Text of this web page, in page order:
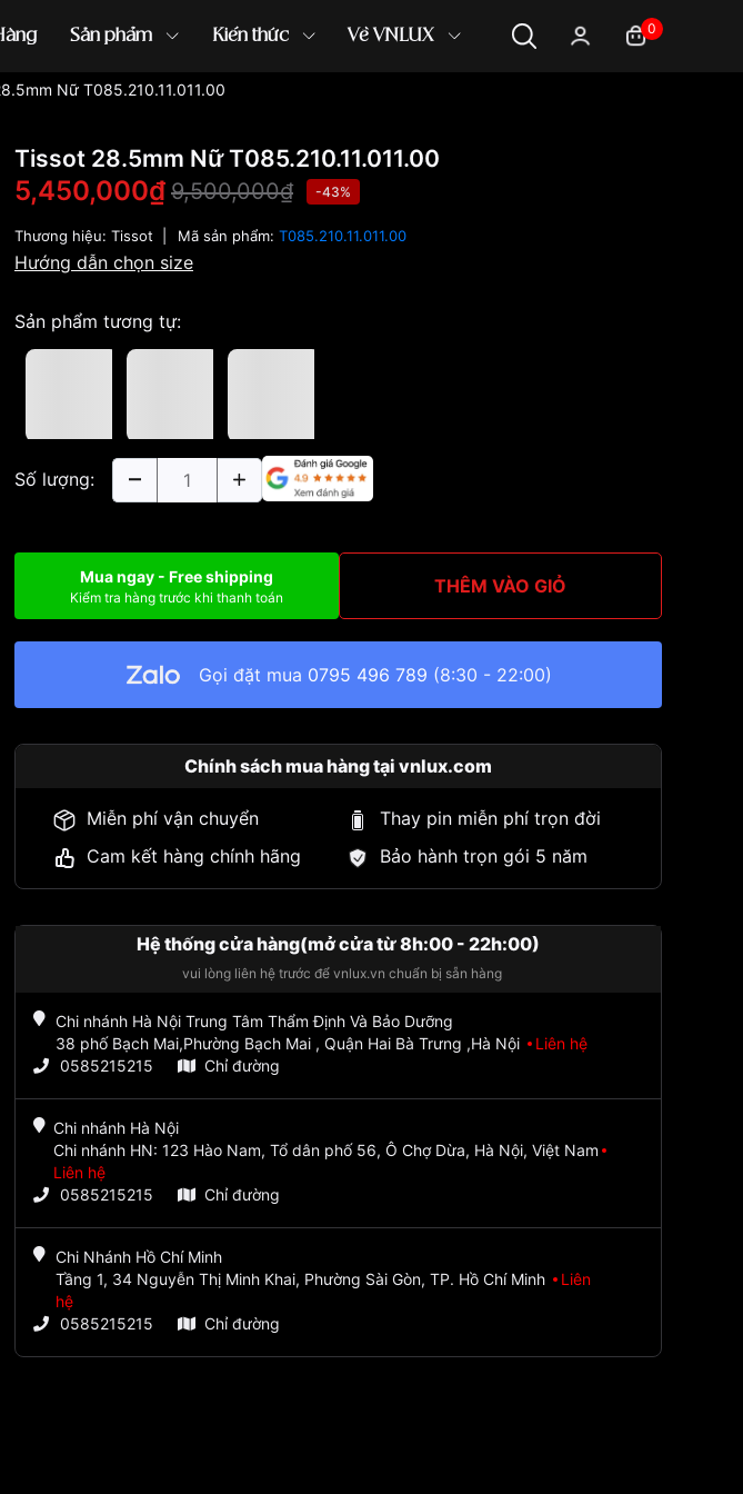
Sản phẩm Kiến thức Về VNLUX 0
Nữ T085.210.11.011.00
Tissot 28.5mm Nữ T085.210.11.011.00
5,450,000₫ 9,500,000₫ -43%
Thương hiệu: Tissot Mã sản phẩm: T085.210.11.011.00
Hướng dẫn chọn size
Sản phẩm tương tự:
Số lượng:
Mua ngay - Free shipping
Kiểm tra hàng trước khi thanh toán THÊM VÀO GIỎ
Gọi đặt mua 0795 496 789 (8:30 - 22:00)
Chính sách mua hàng tại vnlux.com
Miễn phí vận chuyển
Thay pin miễn phí trọn đời
Cam kết hàng chính hãng
Bảo hành trọn gói 5 năm
Hệ thống cửa hàng(mở cửa từ 8h:00 - 22h:00)
vui lòng liên hệ trước để vnlux.vn chuẩn bị sẵn hàng
Chi nhánh Hà Nội Trung Tâm Thẩm Định Và Bảo Dưỡng
38 phố Bạch Mai,Phường Bạch Mai , Quận Hai Bà Trưng ,Hà Nội
Liên hệ
0585215215
Chỉ đường
Chi nhánh Hà Nội
Chi nhánh HN: 123 Hào Nam, Tổ dân phố 56, Ô Chợ Dừa, Hà Nội, Việt Nam
Liên hệ
0585215215
Chỉ đường
Chi Nhánh Hồ Chí Minh
Tầng 1, 34 Nguyễn Thị Minh Khai, Phường Sài Gòn, TP. Hồ Chí Minh
Liên
hệ
0585215215
Chỉ đường